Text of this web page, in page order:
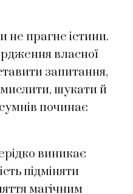
прагне істини.
власної
запитання,
шукати й
починає
виникає
підміняти
магічним